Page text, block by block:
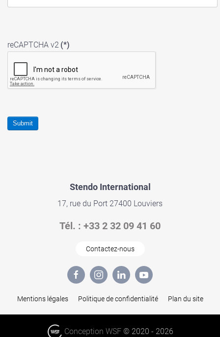
reCAPTCHA v2 (*)
Submit
Stendo International
17, rue du Port 27400 Louviers
Tél. : +33 2 32 09 41 60
Contactez-nous
Mentions légales Politique de confidentialité Plan du site
Conception WSF© 2020 - 2026